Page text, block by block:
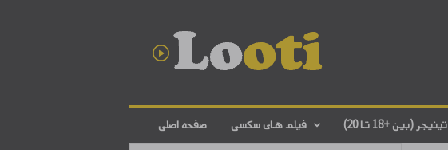
صفحه اصلی فیلم های سکسی تینیجر (بین +18 تا 20)